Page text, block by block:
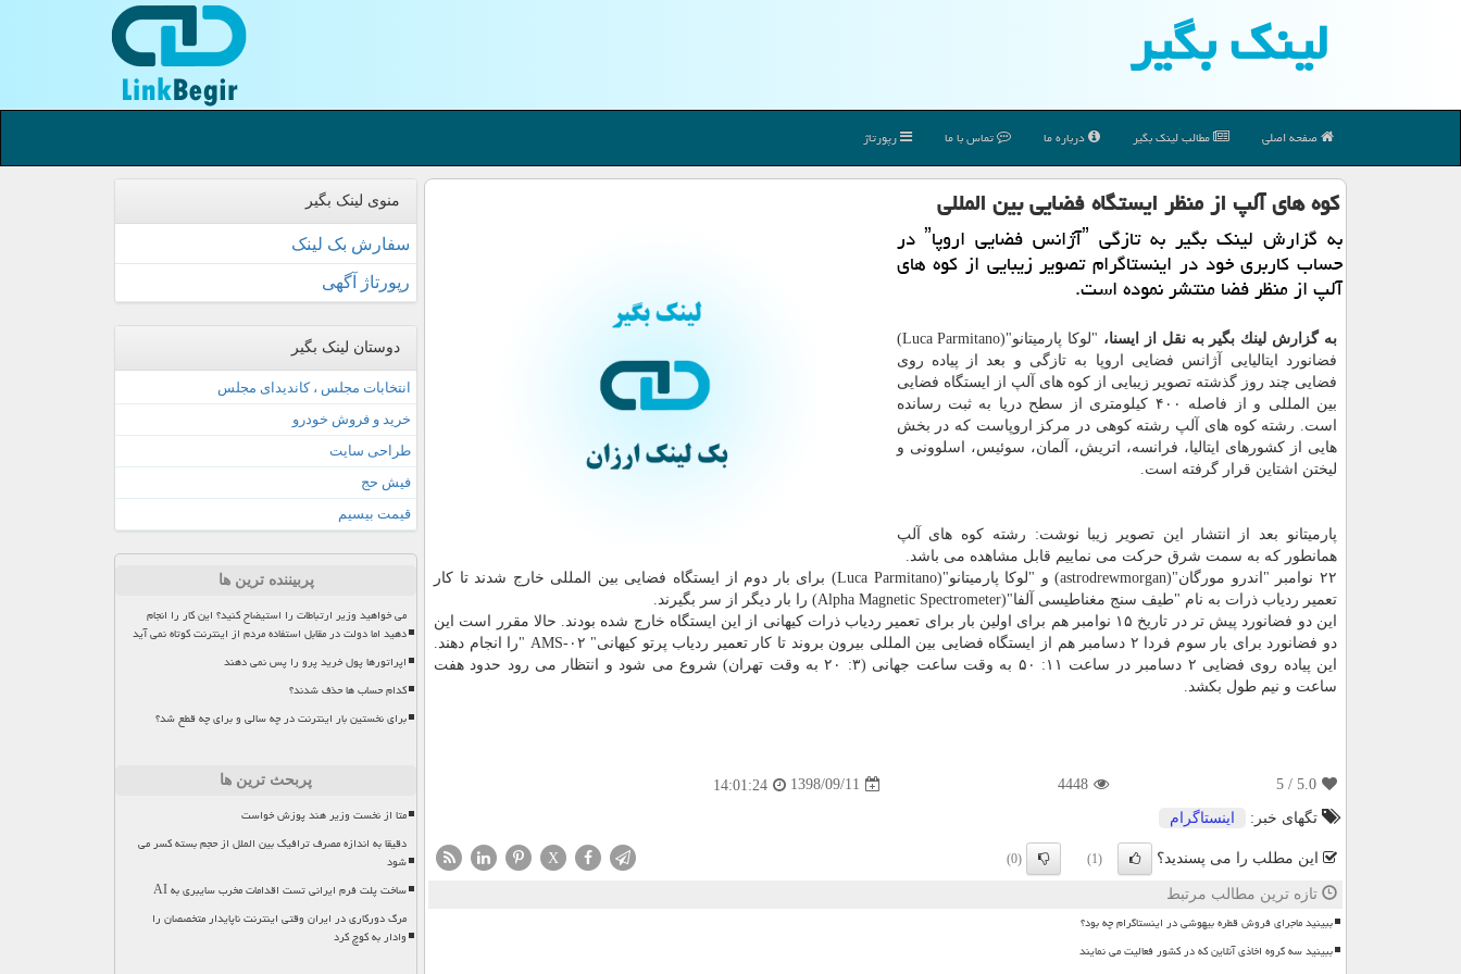
لینك بگیر
صفحه اصلی مطالب لینك بگیر درباره ما تماس با ما رپورتاژ
كوه های آلپ از منظر ایستگاه فضایی بین المللی
به گزارش لینك بگیر به تازگی ˮآژانس فضایی اروپاˮ در
حساب كاربری خود در اینستاگرام تصویر زیبایی از كوه های
آلپ از منظر فضا منتشر نموده است.
به گزارش لینك بگیر به نقل از ایسنا،
"لوكا پارمیتانو"(Luca Parmitano)
فضانورد ایتالیایی آژانس فضایی اروپا به تازگی و بعد از پیاده روی
فضایی چند روز گذشته تصویر زیبایی از كوه های آلپ از ایستگاه فضایی
بین المللی و از فاصله ۴۰۰ كیلومتری از سطح دریا به ثبت رسانده
است. رشته كوه های آلپ رشته كوهی در مركز اروپاست كه در بخش
هایی از كشورهای ایتالیا، فرانسه، اتریش، آلمان، سوئیس، اسلوونی و
لیختن اشتاین قرار گرفته است.
پارمیتانو بعد از انتشار این تصویر زیبا نوشت: رشته كوه های آلپ
همانطور كه به سمت شرق حركت می نماییم قابل مشاهده می باشد.
۲۲ نوامبر "اندرو مورگان"(astrodrewmorgan) و "لوكا پارمیتانو"(Luca Parmitano) برای بار دوم از ایستگاه فضایی بین المللی خارج شدند تا كار
تعمیر ردیاب ذرات به نام "طیف سنج مغناطیسی آلفا"(Alpha Magnetic Spectrometer) را بار دیگر از سر بگیرند.⠀⠀⠀⠀⠀⠀⠀
این دو فضانورد پیش تر در تاریخ ۱۵ نوامبر هم برای اولین بار برای تعمیر ردیاب ذرات كیهانی از این ایستگاه خارج شده بودند. حالا مقرر است این
دو فضانورد برای بار سوم فردا ۲ دسامبر هم از ایستگاه فضایی بین المللی بیرون بروند تا كار تعمیر ردیاب پرتو كیهانی" AMS-۰۲ "را انجام دهند.
این پیاده روی فضایی ۲ دسامبر در ساعت ۱۱: ۵۰ به وقت ساعت جهانی (۳: ۲۰ به وقت تهران) شروع می شود و انتظار می رود حدود هفت
ساعت و نیم طول بكشد.
5.0
/ 5
4448
1398/09/11
14:01:24
تگهای خبر:
اینستاگرام
این مطلب را می پسندید؟ (1)
(0)
X
تازه ترین مطالب مرتبط
ببینید ماجرای فروش قطره بیهوشی در اینستاگرام چه بود؟
ببینید سه گروه اخاذی آنلاین که در کشور فعالیت می نمایند
منوی لینک بگیر
سفارش بک لینک
رپورتاژ آگهی
دوستان لینک بگیر
انتخابات مجلس ، کاندیدای مجلس
خرید و فروش خودرو
طراحی سایت
فیش حج
قیمت بیسیم
پربیننده ترین ها
می خواهید وزیر ارتباطات را استیضاح کنید؟ این کار را انجام
دهید اما دولت در مقابل استفاده مردم از اینترنت کوتاه نمی آید
اپراتورها پول خرید پرو را پس نمی دهند
کدام حساب ها حذف شدند؟
برای نخستین بار اینترنت در چه سالی و برای چه قطع شد؟
پربحث ترین ها
متا از نخست وزیر هند پوزش خواست
دقیقا به اندازه مصرف ترافیک بین الملل از حجم بسته کسر می
شود
ساخت پلت فرم ایرانی تست اقدامات مخرب سایبری به AI
مرگ دورکاری در ایران وقتی اینترنت ناپایدار متخصصان را
وادار به کوچ کرد